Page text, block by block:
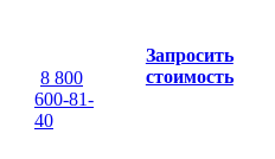
8 800
600-81-
40
Запросить
стоимость